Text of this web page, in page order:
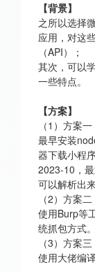
【背景】
之所以选择
应用，对这
（API）；
其次，可以
一些特点。
【方案】
（1）方案一
最早安装
器下载小程
2023-10，
可以解析出来
（2）方案二
使用Burp等
统抓包方式。
（3）方案三
使用大佬编